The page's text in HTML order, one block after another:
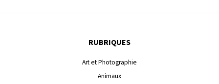
RUBRIQUES
Art et Photographie
Animaux